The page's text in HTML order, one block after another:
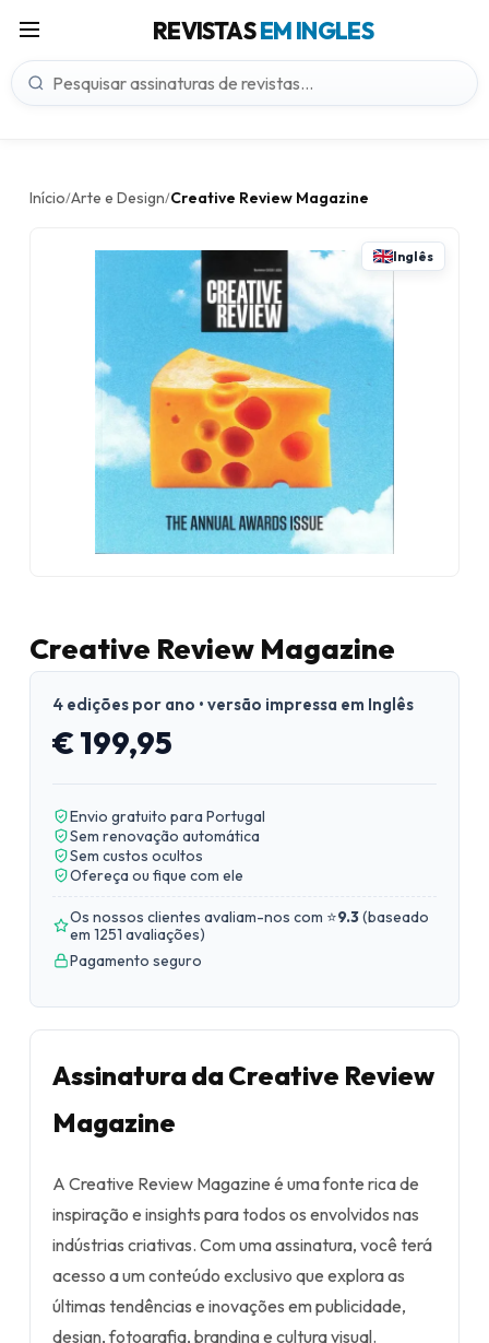
REVISTASEM INGLES
Início/Arte e Design/Creative Review Magazine
Inglês
Creative Review Magazine
4 edições por ano • versão impressa em Inglês
€ 199,95
Envio gratuito para Portugal
Sem renovação automática
Sem custos ocultos
Ofereça ou fique com ele
Os nossos clientes avaliam-nos com ⭐9.3(baseado
em 1251 avaliações)
Pagamento seguro
Assinatura da Creative Review
Magazine
A Creative Review Magazine é uma fonte rica de
inspiração e insights para todos os envolvidos nas
indústrias criativas. Com uma assinatura, você terá
acesso a um conteúdo exclusivo que explora as
últimas tendências e inovações em publicidade,
design, fotografia, branding e cultura visual.